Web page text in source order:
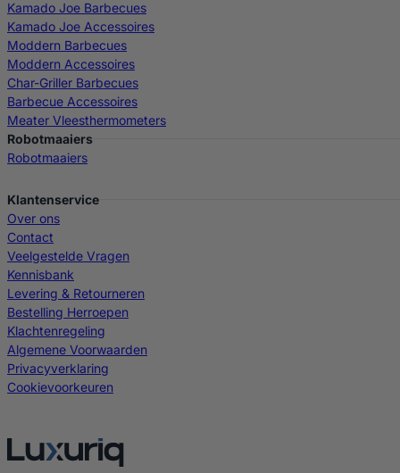
Kamado Joe Barbecues
Kamado Joe Accessoires
Moddern Barbecues
Moddern Accessoires
Char-Griller Barbecues
Barbecue Accessoires
Meater Vleesthermometers
Robotmaaiers
Robotmaaiers
Klantenservice
Over ons
Contact
Veelgestelde Vragen
Kennisbank
Levering & Retourneren
Bestelling Herroepen
Klachtenregeling
Algemene Voorwaarden
Privacyverklaring
Cookievoorkeuren